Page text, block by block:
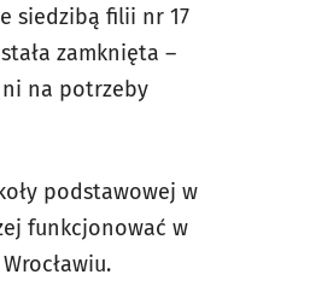
siedzibą filii nr 17
zamknięta –
na potrzeby
podstawowej w
funkcjonować w